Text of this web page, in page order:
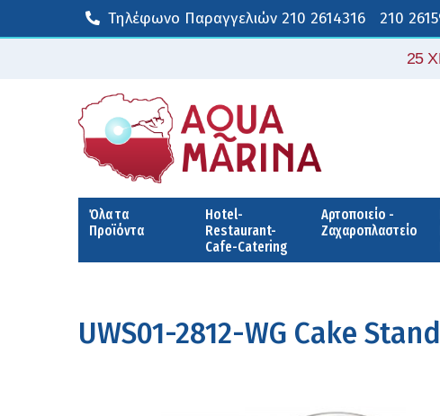
Τηλέφωνο Παραγγελιών 210 2614316 210
25
Όλα τα
Προϊόντα
Hotel-
Restaurant-
Cafe-Catering
Αρτοποιείο -
Ζαχαροπλαστείο
UWS01-2812-WG Cake